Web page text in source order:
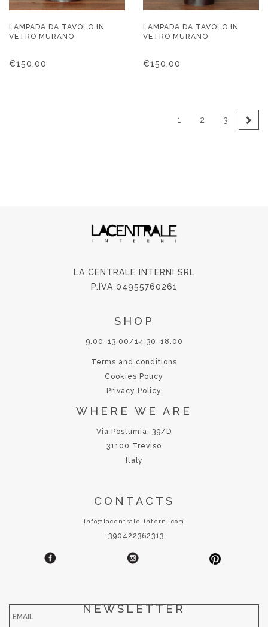
LAMPADA DA TAVOLO IN
VETRO MURANO
€150.00
LAMPADA DA TAVOLO IN
VETRO MURANO
€150.00
1 2 3 →
LA CENTRALE INTERNI SRL
P.IVA 04955760261
SHOP
9.00-13.00/14.30-18.00
Terms and conditions
Cookies Policy
Privacy Policy
WHERE WE ARE
Via Postumia, 39/D
31100 Treviso
Italy
CONTACTS
info@lacentrale-interni.com
+390422362313
NEWSLETTER